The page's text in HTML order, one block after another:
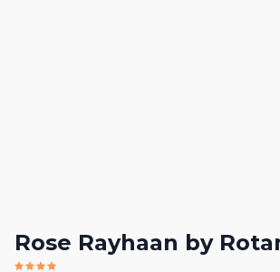
Rose Rayhaan by